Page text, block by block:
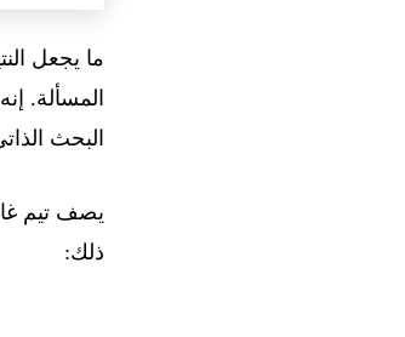
ما يجعل
المسألة.
البحث
ذلك: